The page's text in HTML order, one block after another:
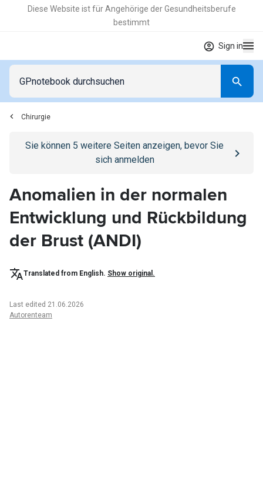
Diese Website ist für Angehörige der Gesundheitsberufe
bestimmt
Sign in
Chirurgie
Go to/anmeldenpage
Sie können 5 weitere Seiten anzeigen, bevor Sie
sich anmelden
Anomalien in der normalen
Entwicklung und Rückbildung
der Brust (ANDI)
Translated from English. Show original.
Last edited 21.06.2026
Autorenteam